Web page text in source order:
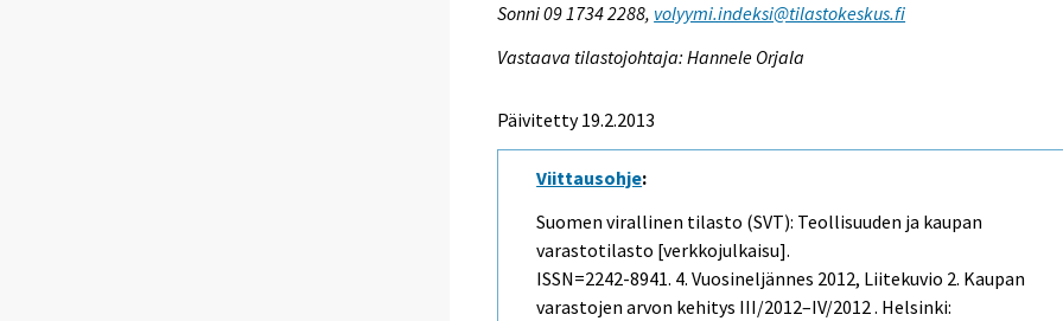
Sonni 09 1734 2288, volyymi.indeksi@tilastokeskus.fi
Vastaava tilastojohtaja: Hannele Orjala
Päivitetty 19.2.2013
Viittausohje:
Suomen virallinen tilasto (SVT): Teollisuuden ja kaupan
varastotilasto [verkkojulkaisu].
ISSN=2242-8941. 4. Vuosineljännes 2012, Liitekuvio 2. Kaupan
varastojen arvon kehitys III/2012–IV/2012 . Helsinki: